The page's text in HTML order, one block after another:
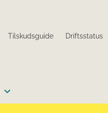
Tilskudsguide Driftsstatus